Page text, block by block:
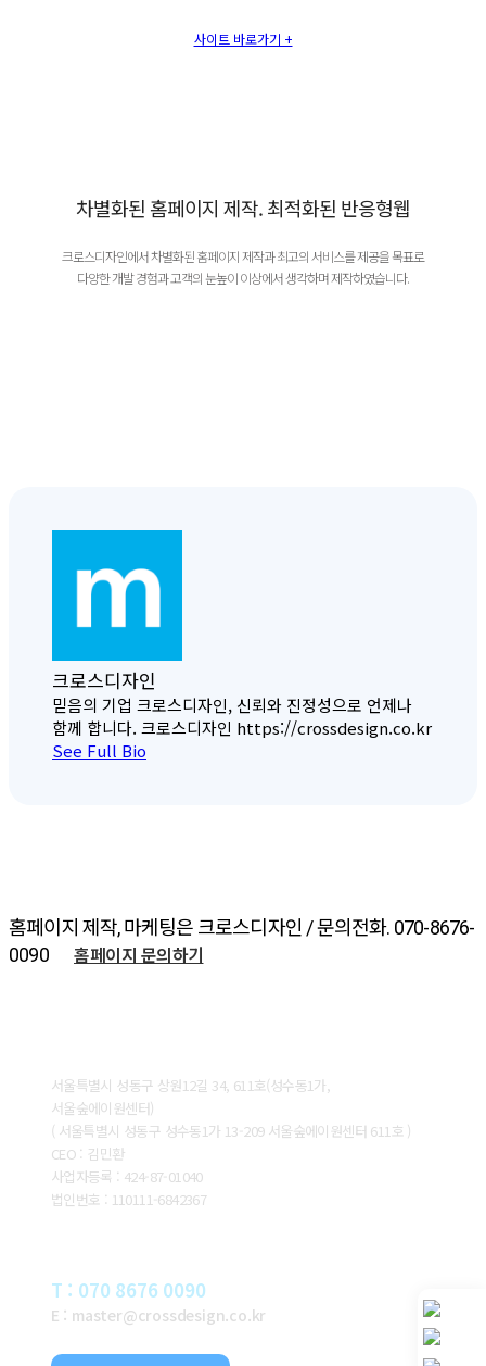
사이트 바로가기 +
차별화된 홈페이지 제작. 최적화된 반응형웹
크로스디자인에서 차별화된 홈페이지 제작과 최고의 서비스를 제공을 목표로
다양한 개발 경험과 고객의 눈높이 이상에서 생각하며 제작하였습니다.
크로스디자인
믿음의 기업 크로스디자인, 신뢰와 진정성으로 언제나
함께 합니다. 크로스디자인 https://crossdesign.co.kr
See Full Bio
홈페이지 제작, 마케팅은 크로스디자인 / 문의전화. 070-8676-
0090
홈페이지 문의하기
서울특별시 성동구 상원12길 34, 611호(성수동1가,
서울숲에이원센터)
( 서울특별시 성동구 성수동1가 13-209 서울숲에이원센터 611호 )
CEO : 김민환
사업자등록 : 424-87-01040
법인번호 : 110111-6842367
T : 070 8676 0090
E : master@crossdesign.co.kr